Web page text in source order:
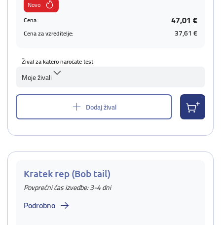
Novo
Cena:
47,01 €
Cena za vzreditelje: 37,61 €
Žival za katero naročate test
Moje živali
Dodaj žival
Kratek rep (Bob tail)
Povprečni čas izvedbe: 3-4 dni
Podrobno